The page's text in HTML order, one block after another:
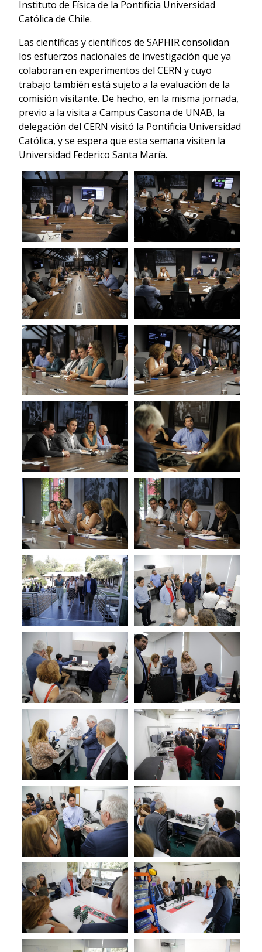
Instituto de Física de la Pontificia Universidad
Católica de Chile.
Las científicas y científicos de SAPHIR consolidan
los esfuerzos nacionales de investigación que ya
colaboran en experimentos del CERN y cuyo
trabajo también está sujeto a la evaluación de la
comisión visitante. De hecho, en la misma jornada,
previo a la visita a Campus Casona de UNAB, la
delegación del CERN visitó la Pontificia Universidad
Católica, y se espera que esta semana visiten la
Universidad Federico Santa María.